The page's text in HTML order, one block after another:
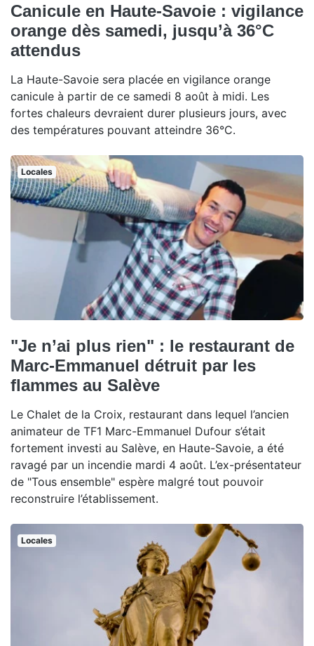
Canicule en Haute-Savoie : vigilance
orange dès samedi, jusqu’à 36°C
attendus
La Haute-Savoie sera placée en vigilance orange
canicule à partir de ce samedi 8 août à midi. Les
fortes chaleurs devraient durer plusieurs jours, avec
des températures pouvant atteindre 36°C.
Locales
"Je n’ai plus rien" : le restaurant de
Marc-Emmanuel détruit par les
flammes au Salève
Le Chalet de la Croix, restaurant dans lequel l’ancien
animateur de TF1 Marc-Emmanuel Dufour s’était
fortement investi au Salève, en Haute-Savoie, a été
ravagé par un incendie mardi 4 août. L’ex-présentateur
de "Tous ensemble" espère malgré tout pouvoir
reconstruire l’établissement.
Locales